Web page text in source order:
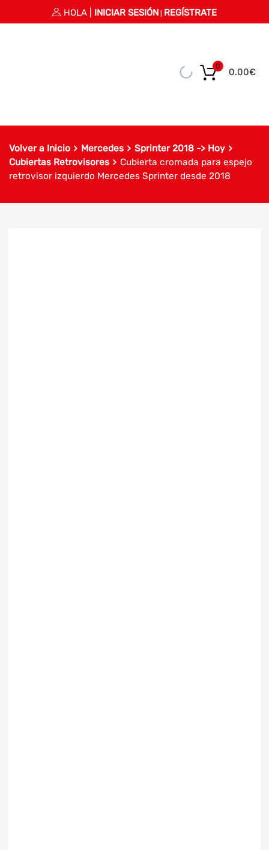
HOLA | INICIAR SESIÓN REGÍSTRATE
0.00€
0
Volver a Inicio Mercedes
Sprinter 2018 -> Hoy
Cubiertas Retrovisores
Cubierta cromada para espejo
retrovisor izquierdo Mercedes Sprinter desde 2018